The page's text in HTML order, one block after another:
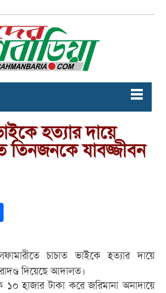
হত্যার দায়ে
তিনজনকে যাবজ্জীবন
চাচাত ভাইকে হত্যার দায়ে
দিয়েছে আদালত।
১০ হাজার টাকা করে জরিমানা অনাদায়ে